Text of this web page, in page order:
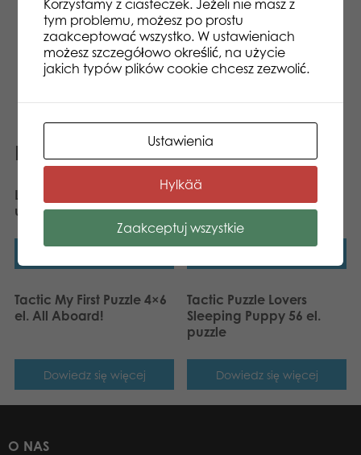
z układania. -produkcją w Norwegii i wysoką
jakością. -staranną selekcją obrazków dla
każdego wieku -edukacyjnym charakterem
układanek -zlokalizowanymi wzorami na wiele
rynków.
Podobne produkty
Larsen Maxi 1-100 100 el.
układanka
el. Safari
Tactic My First Puzzle 4×6
el. All Aboard!
Dowiedz się więcej
Tactic Puzzle Lovers
Sleeping Puppy 56 el.
puzzle
Dowiedz się więcej
O NAS
Korzystamy z ciasteczek. Jeżeli nie masz z
tym problemu, możesz po prostu
zaakceptować wszystko. W ustawieniach
możesz szczegółowo określić, na użycie
jakich typów plików cookie chcesz zezwolić.
Ustawienia
Hylkää
Zaakceptuj wszystkie